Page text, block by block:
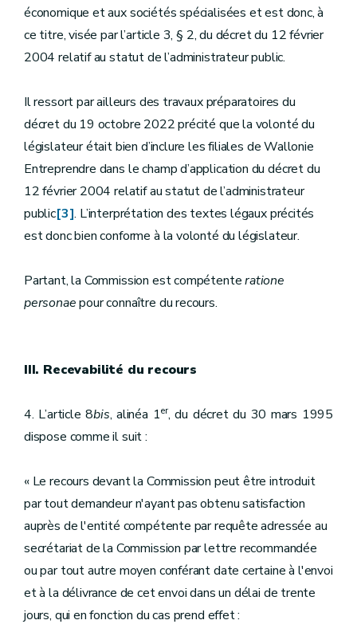
économique et aux sociétés spécialisées et est donc, à
ce titre, visée par l’article 3, § 2, du décret du 12 février
2004 relatif au statut de l’administrateur public.
Il ressort par ailleurs des travaux préparatoires du
décret du 19 octobre 2022 précité que la volonté du
législateur était bien d’inclure les filiales de Wallonie
Entreprendre dans le champ d’application du décret du
12 février 2004 relatif au statut de l’administrateur
public[3]. L’interprétation des textes légaux précités
est donc bien conforme à la volonté du législateur.
Partant, la Commission est compétenteratione
personaepour connaître du recours.
III. Recevabilité du recours
4. L’article 8bis, alinéa 1er, du décret du 30 mars 1995
dispose comme il suit :
« Le recours devant la Commission peut être introduit
par tout demandeur n'ayant pas obtenu satisfaction
auprès de l'entité compétente par requête adressée au
secrétariat de la Commission par lettre recommandée
ou par tout autre moyen conférant date certaine à l'envoi
et à la délivrance de cet envoi dans un délai de trente
jours, qui en fonction du cas prend effet :